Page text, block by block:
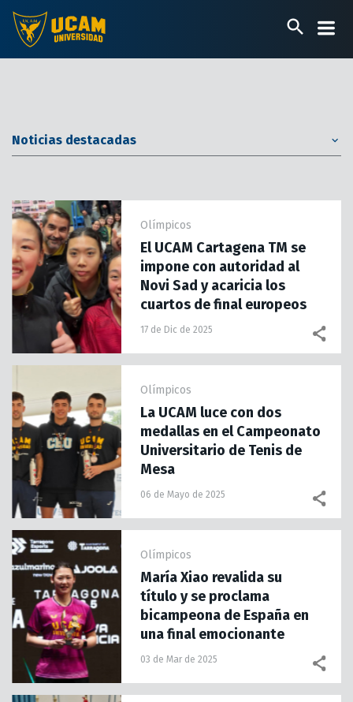
Pasar
contenido
principal
Noticias destacadas
Olímpicos
El UCAM Cartagena TM se
impone con autoridad al
Novi Sad y acaricia los
cuartos de final europeos
17 de Dic de 2025
Olímpicos
La UCAM luce con dos
medallas en el Campeonato
Universitario de Tenis de
Mesa
06 de Mayo de 2025
Olímpicos
María Xiao revalida su
título y se proclama
bicampeona de España en
una final emocionante
03 de Mar de 2025